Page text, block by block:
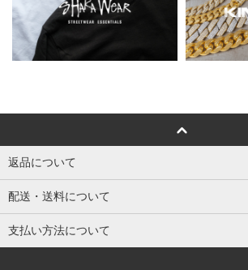
返品について
配送・送料について
支払い方法について